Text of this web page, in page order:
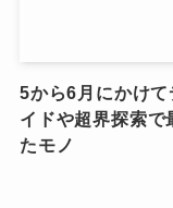
5から6月にかけて
イドや超界探索で
たモノ